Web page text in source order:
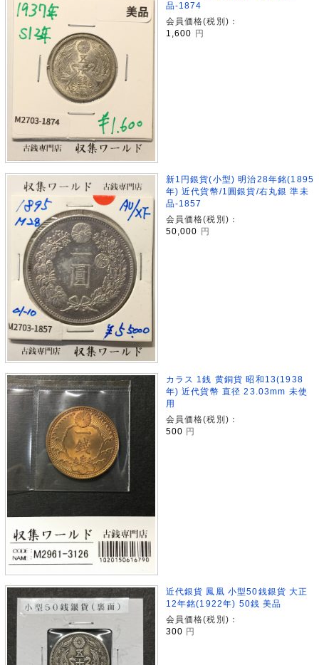
品-1874
会員価格(税別)：
1,600 円
新1円銀貨(小型) 明治28年銘(1895
年) 近代貨幣/1圓銀貨/右丸銀 準未
品-1857
会員価格(税別)：
50,000 円
カラス 1銭 黄銅貨 昭和13(1938
年) 近代貨幣 直径 23.03mm 未使
用
会員価格(税別)：
500 円
近代銀貨 鳳凰 小型50銭銀貨 大正
12年銘(1922年) 50銭 美品
会員価格(税別)：
300 円